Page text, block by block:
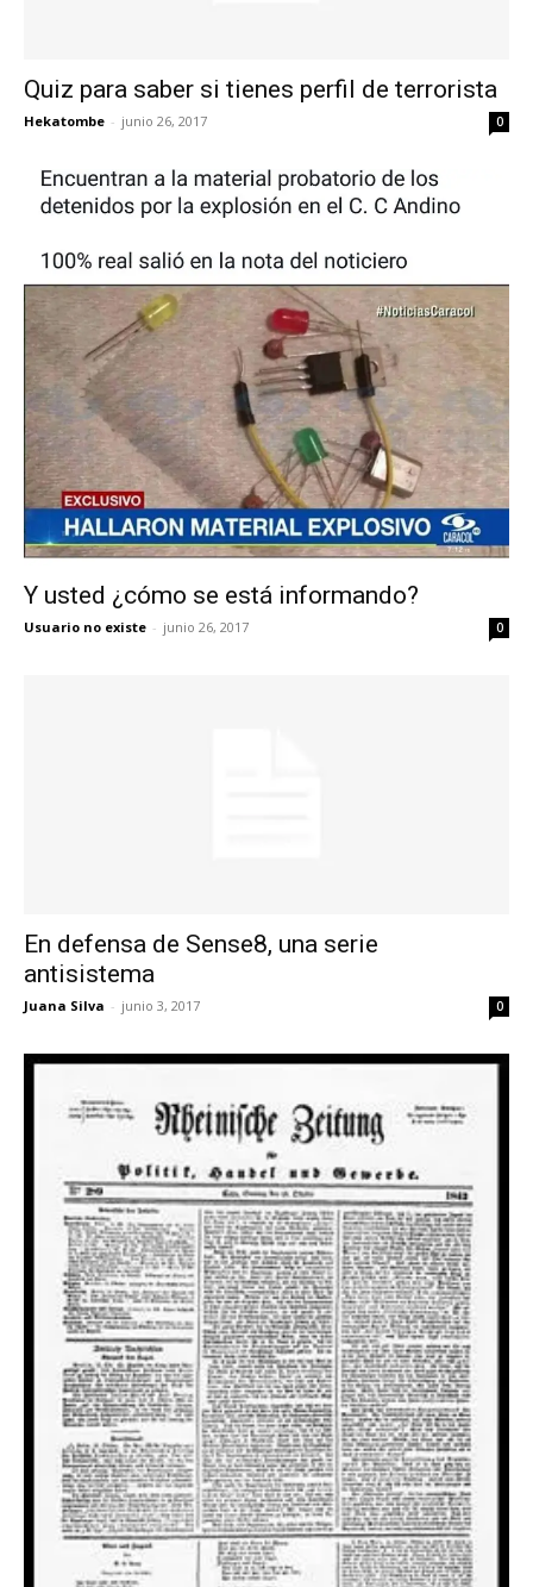
Quiz para saber si tienes perfil de terrorista
Hekatombe - junio 26, 2017 0
Y usted ¿cómo se está informando?
Usuario no existe - junio 26, 2017 0
En defensa de Sense8, una serie
antisistema
Juana Silva - junio 3, 2017 0